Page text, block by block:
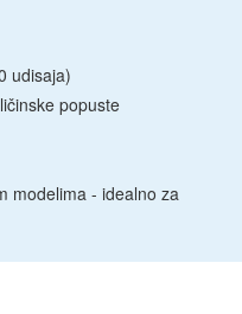
udisaja)
popuste
modelima - idealno za